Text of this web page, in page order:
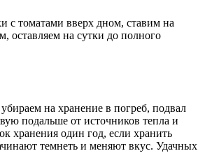
с томатами вверх дном, ставим на
оставляем на сутки до полного
на хранение в погреб, подвал
подальше от источников тепла и
хранения один год, если хранить
темнеть и меняют вкус. Удачных